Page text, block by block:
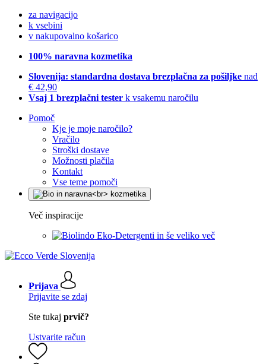
za navigacijo
k vsebini
v nakupovalno košarico
100% naravna kozmetika
Slovenija: standardna dostava brezplačna za pošiljke nad
€ 42,90
Vsaj 1 brezplačni tester k vsakemu naročilu
Pomoč
Kje je moje naročilo?
Vračilo
Stroški dostave
Možnosti plačila
Kontakt
Vse teme pomoči
Več inspiracije
Eko-Detergenti in še veliko več
Prijava
Prijavite se zdaj
Ste tukaj prvič?
Ustvarite račun